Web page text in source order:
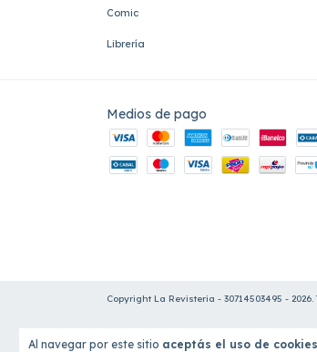
Al navegar por este sitio aceptás el uso de cookies
Comic
Librería
Medios de pago
Copyright La Revisteria - 30714503495 -